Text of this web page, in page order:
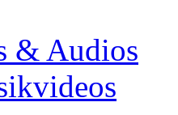
& Audios